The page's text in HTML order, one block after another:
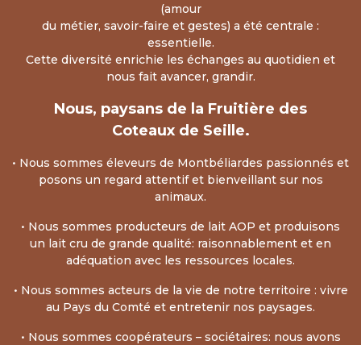
(amour
du métier, savoir-faire et gestes) a été centrale :
essentielle.
Cette diversité enrichie les échanges au quotidien et
nous fait avancer, grandir.
Nous, paysans de la Fruitière des
Coteaux de Seille.
• Nous sommes éleveurs de Montbéliardes passionnés et
posons un regard attentif et bienveillant sur nos
animaux.
• Nous sommes producteurs de lait AOP et produisons
un lait cru de grande qualité: raisonnablement et en
adéquation avec les ressources locales.
• Nous sommes acteurs de la vie de notre territoire : vivre
au Pays du Comté et entretenir nos paysages.
• Nous sommes coopérateurs – sociétaires: nous avons